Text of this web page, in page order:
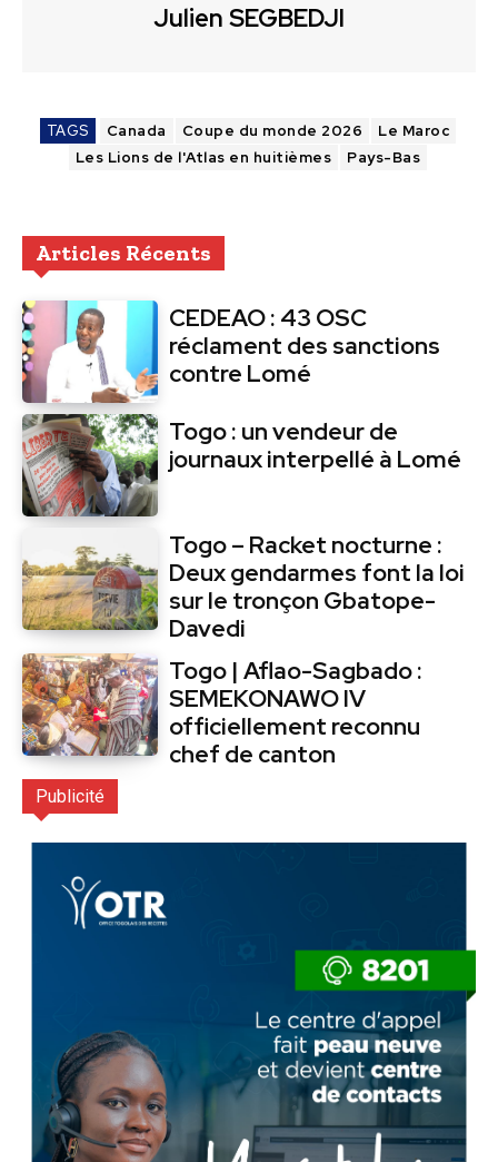
Julien SEGBEDJI
TAGS Canada Coupe du monde 2026
Le Maroc
Les Lions de l'Atlas en huitièmes
Pays-Bas
Articles Récents
CEDEAO : 43 OSC
réclament des sanctions
contre Lomé
Togo : un vendeur de
journaux interpellé à Lomé
Togo – Racket nocturne :
Deux gendarmes font la loi
sur le tronçon Gbatope-
Davedi
Togo | Aflao-Sagbado :
SEMEKONAWO IV
officiellement reconnu
chef de canton
Publicité